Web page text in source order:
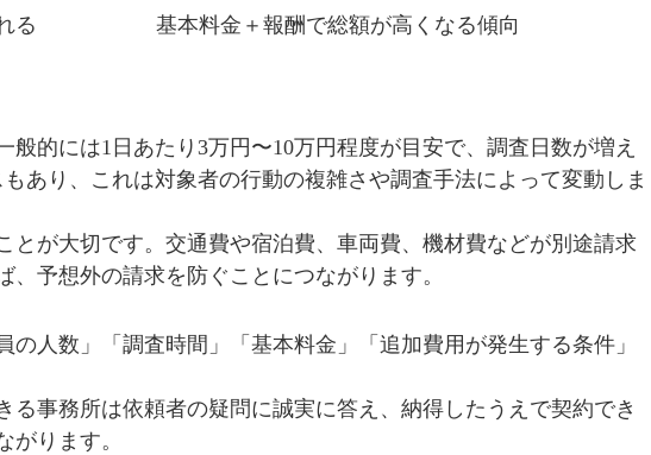
る 基本料金＋報酬で総額が高くなる傾向
的には1日あたり3万円〜10万円程度が目安で、調査日数が増え
あり、これは対象者の行動の複雑さや調査手法によって変動しま
が大切です。交通費や宿泊費、車両費、機材費などが別途請求
予想外の請求を防ぐことにつながります。
人数」「調査時間」「基本料金」「追加費用が発生する条件」
事務所は依頼者の疑問に誠実に答え、納得したうえで契約でき
ります。